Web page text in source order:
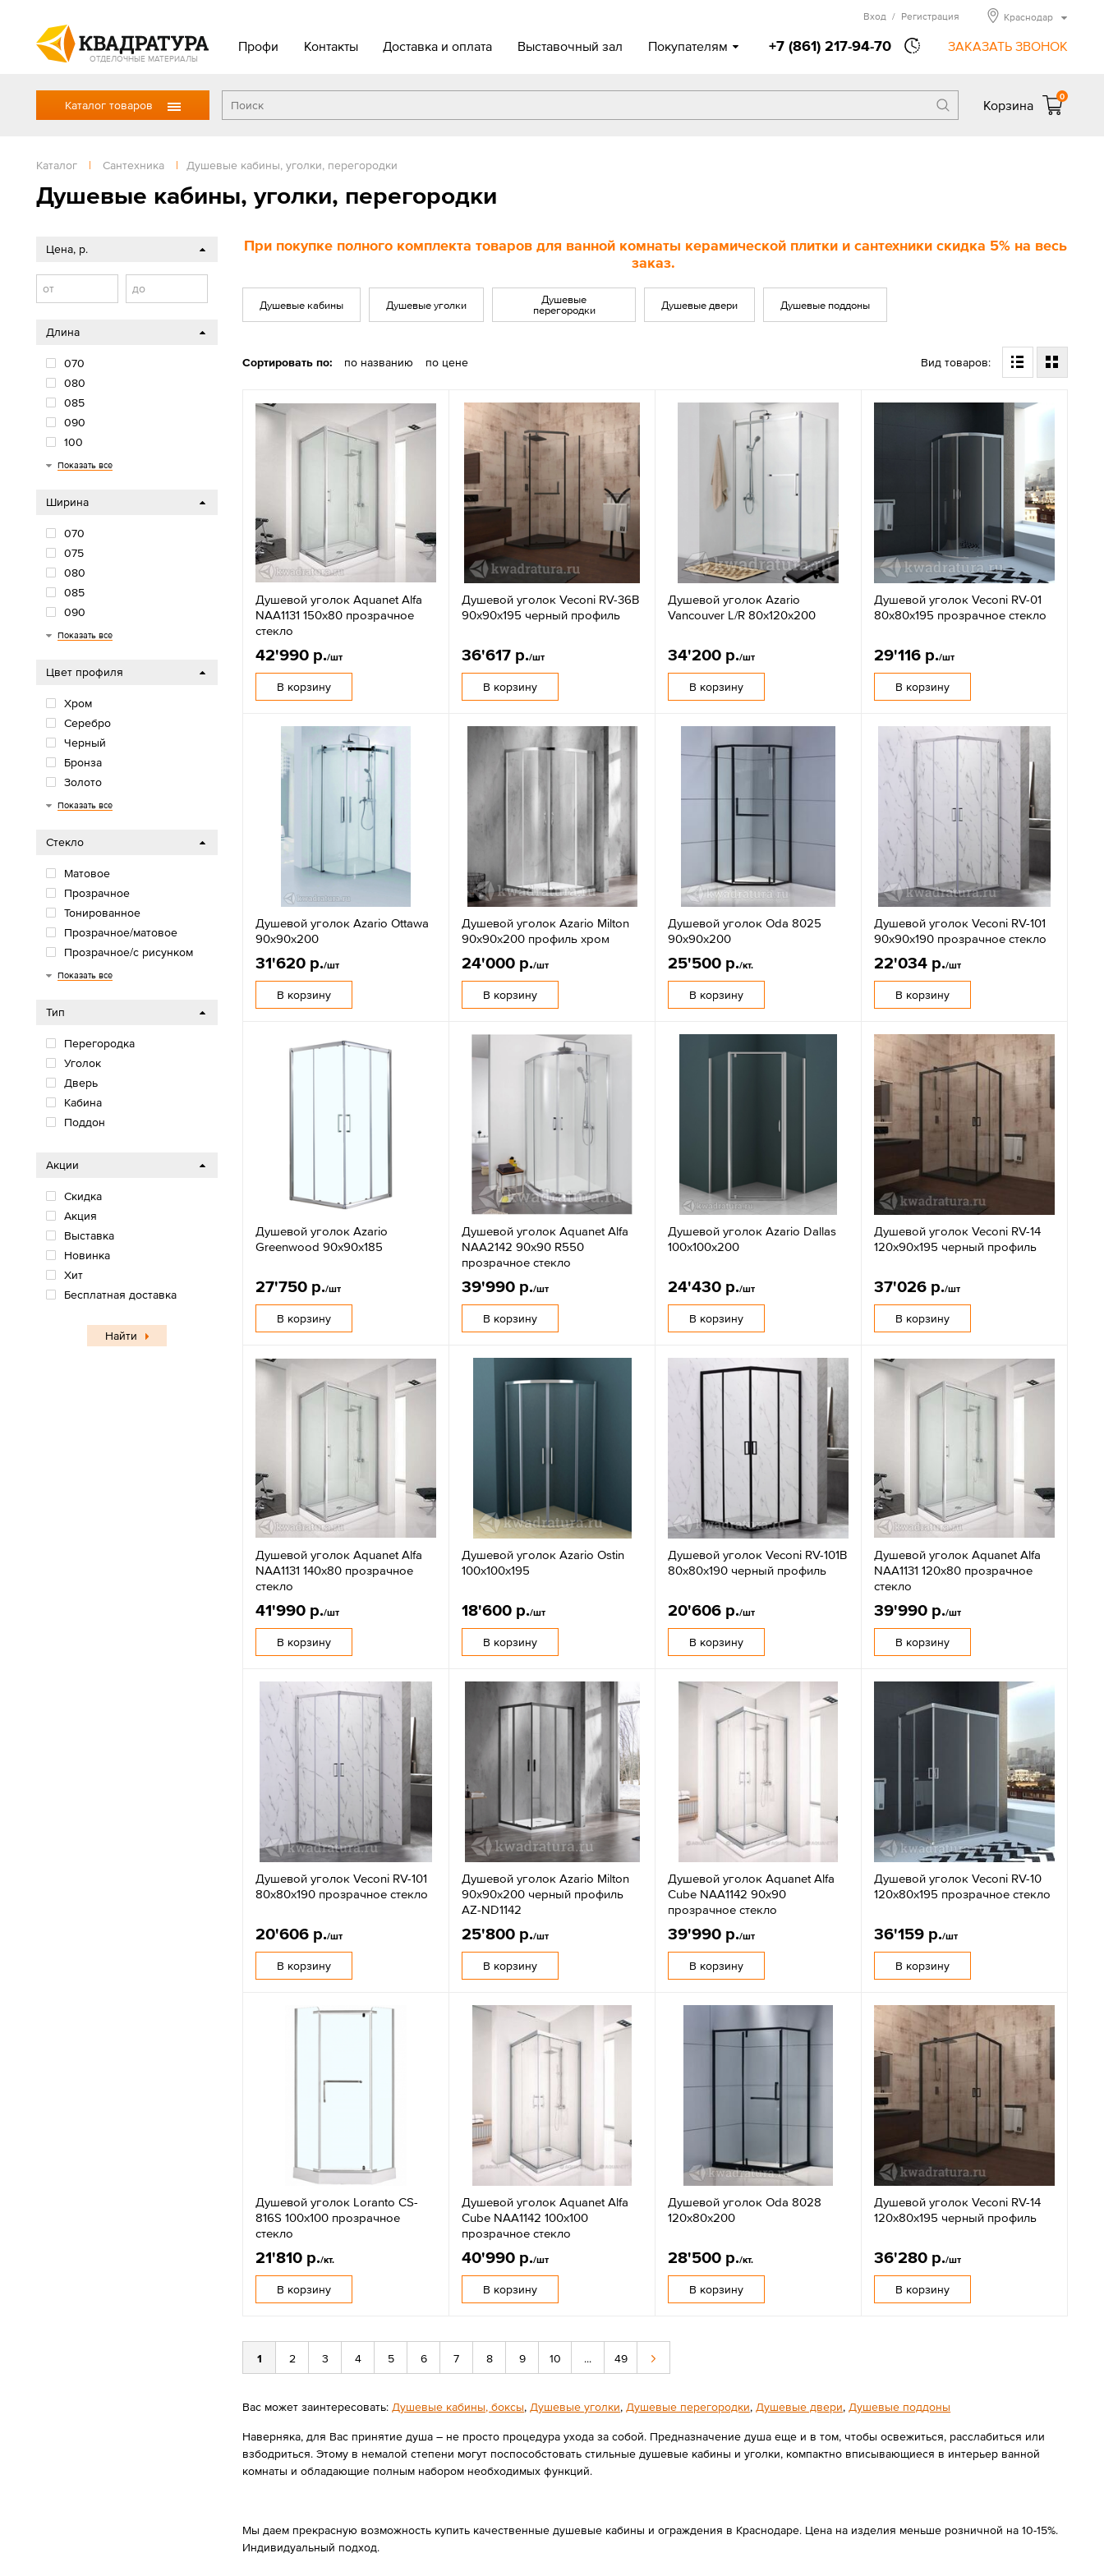
ОТДЕЛОЧНЫЕ МАТЕРИАЛЫ
Профи Контакты Доставка и оплата Выставочный зал Покупателям +7 (861) 217-94-70 ЗАКАЗАТЬ ЗВОНОК
Вход / Регистрация Краснодар
Каталог товаров Корзина
0
Каталог | Сантехника | Душевые кабины, уголки, перегородки
Душевые кабины, уголки, перегородки
При покупке полного комплекта товаров для ванной комнаты керамической плитки и сантехники скидка 5% на весь
заказ.
Душевые кабины Душевые уголки
Душевые
перегородки
Душевые двери Душевые поддоны
Сортировать по: по названию по цене Вид товаров:
Душевой уголок Aquanet Alfa
NAA1131 150х80 прозрачное
стекло
42'990 р./шт
В корзину
Душевой уголок Veconi RV-36B
90x90х195 черный профиль
36'617 р./шт
В корзину
Душевой уголок Azario
Vancouver L/R 80х120х200
34'200 р./шт
В корзину
Душевой уголок Veconi RV-01
80x80х195 прозрачное стекло
29'116 р./шт
В корзину
Душевой уголок Azario Ottawa
90х90х200
31'620 р./шт
В корзину
Душевой уголок Azario Milton
90х90х200 профиль хром
24'000 р./шт
В корзину
Душевой уголок Oda 8025
90х90х200
25'500 р./кт.
В корзину
Душевой уголок Veconi RV-101
90x90х190 прозрачное стекло
22'034 р./шт
В корзину
Душевой уголок Azario
Greenwood 90х90х185
27'750 р./шт
В корзину
Душевой уголок Aquanet Alfa
NAA2142 90x90 R550
прозрачное стекло
39'990 р./шт
В корзину
Душевой уголок Azario Dallas
100х100х200
24'430 р./шт
В корзину
Душевой уголок Veconi RV-14
120x90х195 черный профиль
37'026 р./шт
В корзину
Душевой уголок Aquanet Alfa
NAA1131 140х80 прозрачное
стекло
41'990 р./шт
В корзину
Душевой уголок Azario Ostin
100х100х195
18'600 р./шт
В корзину
Душевой уголок Veconi RV-101B
80x80х190 черный профиль
20'606 р./шт
В корзину
Душевой уголок Aquanet Alfa
NAA1131 120х80 прозрачное
стекло
39'990 р./шт
В корзину
Душевой уголок Veconi RV-101
80x80х190 прозрачное стекло
20'606 р./шт
В корзину
Душевой уголок Azario Milton
90х90х200 черный профиль
AZ-ND1142
25'800 р./шт
В корзину
Душевой уголок Aquanet Alfa
Cube NAA1142 90x90
прозрачное стекло
39'990 р./шт
В корзину
Душевой уголок Veconi RV-10
120x80х195 прозрачное стекло
36'159 р./шт
В корзину
Душевой уголок Loranto CS-
816S 100x100 прозрачное
стекло
21'810 р./кт.
В корзину
Душевой уголок Aquanet Alfa
Cube NAA1142 100x100
прозрачное стекло
40'990 р./шт
В корзину
Душевой уголок Oda 8028
120х80х200
28'500 р./кт.
В корзину
Душевой уголок Veconi RV-14
120x80х195 черный профиль
36'280 р./шт
В корзину
1 2 3 4 5 6 7 8 9 10 ... 49
Вас может заинтересовать: Душевые кабины, боксы, Душевые уголки, Душевые перегородки, Душевые двери, Душевые поддоны
Наверняка, для Вас принятие душа – не просто процедура ухода за собой. Предназначение душа еще и в том, чтобы освежиться, расслабиться или
взбодриться. Этому в немалой степени могут поспособстовать стильные душевые кабины и уголки, компактно вписывающиеся в интерьер ванной
комнаты и обладающие полным набором необходимых функций.
Мы даем прекрасную возможность купить качественные душевые кабины и ограждения в Краснодаре. Цена на изделия меньше розничной на 10-15%.
Индивидуальный подход.
Цена, р.
от до
Длина
070
080
085
090
100
110
115
116
120
130
135
140
150
160
170
Показать все
Ширина
070
075
080
085
090
100
110
120
135
Показать все
Цвет профиля
Хром
Серебро
Черный
Бронза
Золото
Графит
Серый
Показать все
Стекло
Матовое
Прозрачное
Тонированное
Прозрачное/матовое
Прозрачное/с рисунком
Серое
Дождь
Рифленое
Белое
Колотый лед
Шиншилла
Тонированное/с рисунком
Показать все
Тип
Перегородка
Уголок
Дверь
Кабина
Поддон
Акции
Скидка
Акция
Выставка
Новинка
Хит
Бесплатная доставка
Найти